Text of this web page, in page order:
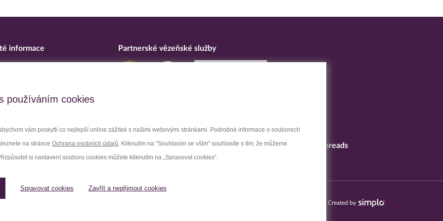
používáním cookies
vám poskytli co nejlepší online zážitek s našimi webovými stránkami. Podrobné informace o souborech
na stránce Ochrana osobních údajů. Kliknutím na "Souhlasím se vším" souhlasíte s tím, že můžeme
si nastavení souboru cookies můžete kliknutím na „Spravovat cookies“.
Spravovat cookies Zavřít a nepřijmout cookies
informace
opatření
Partnerské vězeňské služby
Facebook Youtube LinkedIn Threads
Created by